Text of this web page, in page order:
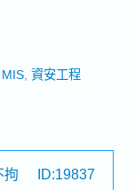
資安工程
拘 ID:19837